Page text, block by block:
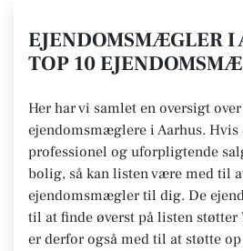
EJENDOMSMÆGLER I
TOP 10
Her har vi samlet en oversigt
ejendomsmæglere i Aarhus. Hvis
professionel og uforpligtende
bolig, så kan listen være med til
ejendomsmægler til dig. De
til at finde øverst på listen støtter
er derfor også med til at støtte